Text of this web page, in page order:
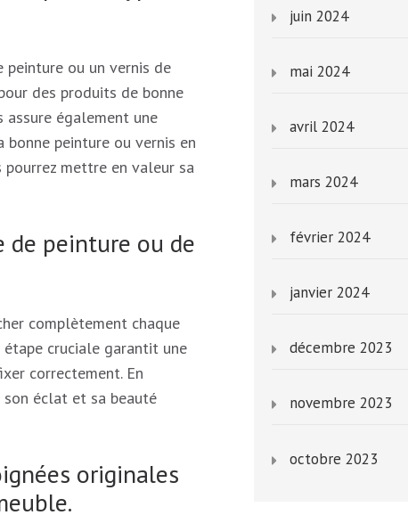
peinture ou un vernis de
des produits de bonne
également une
peinture ou vernis en
mettre en valeur sa
de peinture ou de
complètement chaque
étape cruciale garantit une
correctement. En
éclat et sa beauté
originales
juin 2024
mai 2024
avril 2024
mars 2024
février 2024
janvier 2024
décembre 2023
novembre 2023
octobre 2023